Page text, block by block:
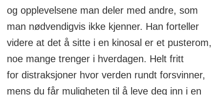
og opplevelsene man deler med andre, som
man nødvendigvis ikke kjenner. Han forteller
videre at det å sitte i en kinosal er et pusterom,
noe mange trenger i hverdagen. Helt fritt
for distraksjoner hvor verden rundt forsvinner,
mens du får muligheten til å leve deg inn i en